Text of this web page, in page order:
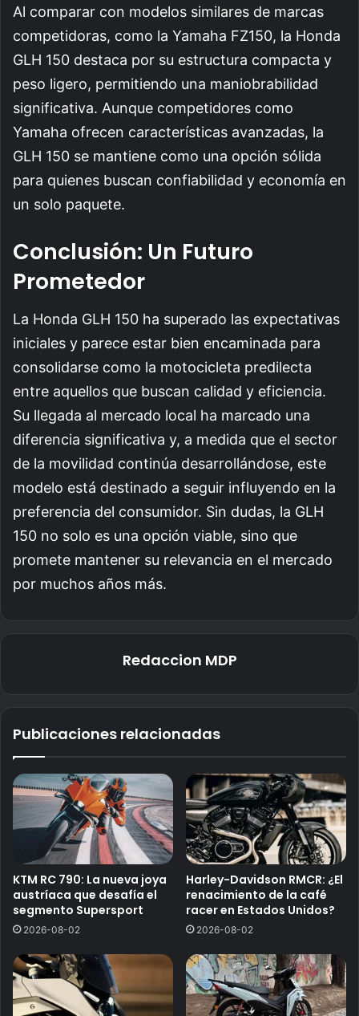
Al comparar con modelos similares de marcas
competidoras, como la Yamaha FZ150, la Honda
GLH 150 destaca por su estructura compacta y
peso ligero, permitiendo una maniobrabilidad
significativa. Aunque competidores como
Yamaha ofrecen características avanzadas, la
GLH 150 se mantiene como una opción sólida
para quienes buscan confiabilidad y economía en
un solo paquete.
Conclusión: Un Futuro
Prometedor
La Honda GLH 150 ha superado las expectativas
iniciales y parece estar bien encaminada para
consolidarse como la motocicleta predilecta
entre aquellos que buscan calidad y eficiencia.
Su llegada al mercado local ha marcado una
diferencia significativa y, a medida que el sector
de la movilidad continúa desarrollándose, este
modelo está destinado a seguir influyendo en la
preferencia del consumidor. Sin dudas, la GLH
150 no solo es una opción viable, sino que
promete mantener su relevancia en el mercado
por muchos años más.
Redaccion MDP
Publicaciones relacionadas
KTM RC 790: La nueva joya
austríaca que desafía el
segmento Supersport
2026-08-02
Harley-Davidson RMCR: ¿El
renacimiento de la café
racer en Estados Unidos?
2026-08-02